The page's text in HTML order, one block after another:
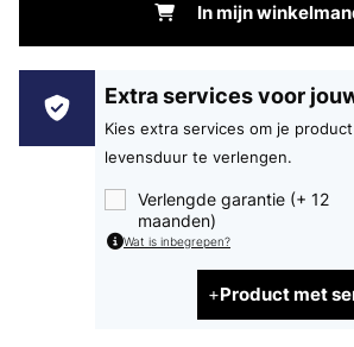
In mijn
Extra services voor
Kies extra services om je
levensduur te verlengen.
Verlengde garantie (+ 12
maanden)
Wat is inbegrepen?
Product met